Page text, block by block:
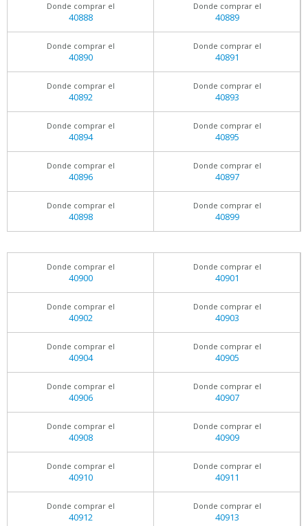
Donde comprar el
40888
Donde comprar el
40889
Donde comprar el
40890
Donde comprar el
40891
Donde comprar el
40892
Donde comprar el
40893
Donde comprar el
40894
Donde comprar el
40895
Donde comprar el
40896
Donde comprar el
40897
Donde comprar el
40898
Donde comprar el
40899
Donde comprar el
40900
Donde comprar el
40901
Donde comprar el
40902
Donde comprar el
40903
Donde comprar el
40904
Donde comprar el
40905
Donde comprar el
40906
Donde comprar el
40907
Donde comprar el
40908
Donde comprar el
40909
Donde comprar el
40910
Donde comprar el
40911
Donde comprar el
40912
Donde comprar el
40913